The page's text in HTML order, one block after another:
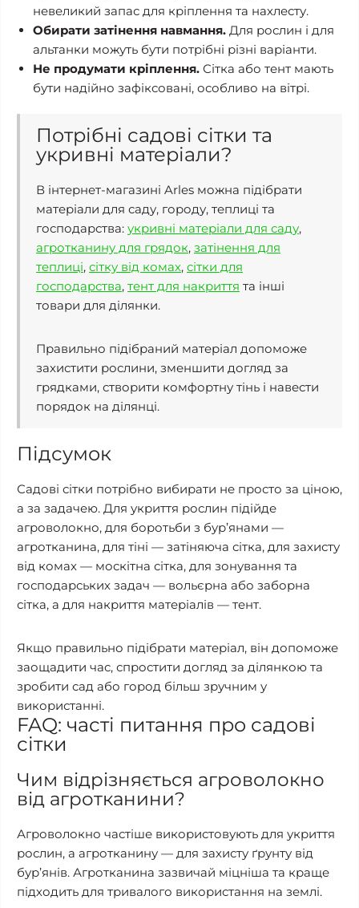
невеликий запас для кріплення та нахлесту.
Обирати затінення навмання. Для рослин і для
альтанки можуть бути потрібні різні варіанти.
Не продумати кріплення. Сітка або тент мають
бути надійно зафіксовані, особливо на вітрі.
Потрібні садові сітки та
укривні матеріали?
В інтернет-магазині Arles можна підібрати
матеріали для саду, городу, теплиці та
господарства: укривні матеріали для саду,
агротканину для грядок, затінення для
теплиці, сітку від комах, сітки для
господарства, тент для накриття та інші
товари для ділянки.
Правильно підібраний матеріал допоможе
захистити рослини, зменшити догляд за
грядками, створити комфортну тінь і навести
порядок на ділянці.
Підсумок
Садові сітки потрібно вибирати не просто за ціною,
а за задачею. Для укриття рослин підійде
агроволокно, для боротьби з бур’янами —
агротканина, для тіні — затіняюча сітка, для захисту
від комах — москітна сітка, для зонування та
господарських задач — вольєрна або заборна
сітка, а для накриття матеріалів — тент.
Якщо правильно підібрати матеріал, він допоможе
заощадити час, спростити догляд за ділянкою та
зробити сад або город більш зручним у
використанні.
FAQ: часті питання про садові
сітки
Чим відрізняється агроволокно
від агротканини?
Агроволокно частіше використовують для укриття
рослин, а агротканину — для захисту ґрунту від
бур’янів. Агротканина зазвичай міцніша та краще
підходить для тривалого використання на землі.